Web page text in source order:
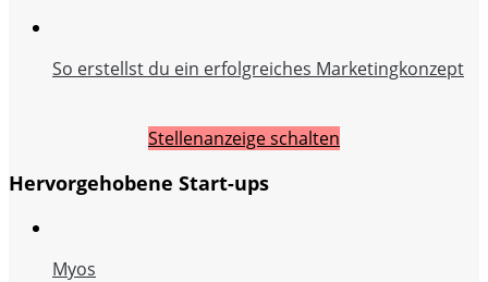
So erstellst du ein erfolgreiches Marketingkonzept
Stellenanzeige schalten
Hervorgehobene Start-ups
Myos